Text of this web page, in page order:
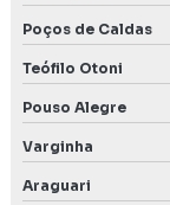
Licenciamento
Licenciamento
Licenciamento
Poços de Caldas
Teófilo Otoni
Pouso Alegre
Varginha
Araguari